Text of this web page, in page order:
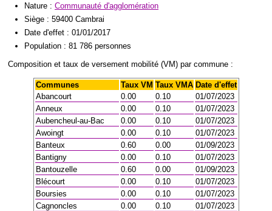
Nature : Communauté d'agglomération
Siège : 59400 Cambrai
Date d'effet : 01/01/2017
Population : 81 786 personnes
Composition et taux de versement mobilité (VM) par commune :
Communes Taux VM Taux VMA Date d'effet
Abancourt
0.00 0.10
01/07/2023
Anneux
0.00 0.10
01/07/2023
Aubencheul-au-Bac
0.00 0.10
01/07/2023
Awoingt
0.00 0.10
01/07/2023
Banteux
0.60 0.00
01/09/2023
Bantigny
0.00 0.10
01/07/2023
Bantouzelle
0.60 0.00
01/09/2023
Blécourt
0.00 0.10
01/07/2023
Boursies
0.00 0.10
01/07/2023
Cagnoncles
0.00 0.10
01/07/2023